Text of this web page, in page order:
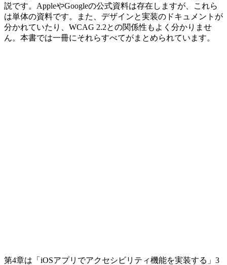
説です。AppleやGoogleの公式資料は存在しますが、これら
は単体の資料です。また、デザインと実装のドキュメントが
分かれていたり、WCAG 2.2との関係性もよく分かりませ
ん。本書では一冊にそれらすべてがまとめられています。
第4章は「iOSアプリでアクセシビリティ機能を実装する」3